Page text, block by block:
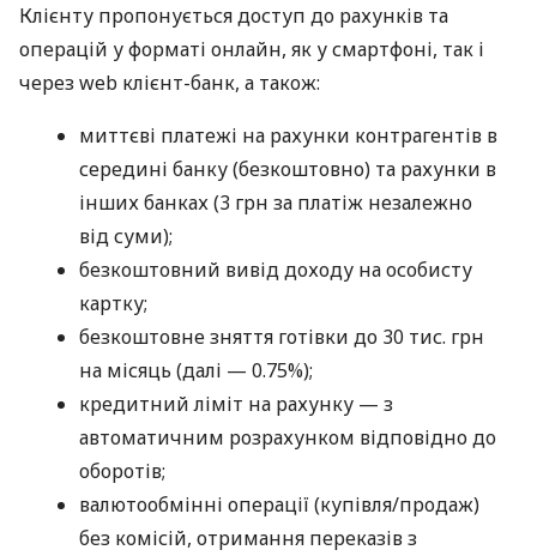
Клієнту пропонується доступ до рахунків та
операцій у форматі онлайн, як у смартфоні, так і
через web клієнт-банк, а також:
миттєві платежі на рахунки контрагентів в
середині банку (безкоштовно) та рахунки в
інших банках (3 грн за платіж незалежно
від суми);
безкоштовний вивід доходу на особисту
картку;
безкоштовне зняття готівки до 30 тис. грн
на місяць (далі — 0.75%);
кредитний ліміт на рахунку — з
автоматичним розрахунком відповідно до
оборотів;
валютообмінні операції (купівля/продаж)
без комісій, отримання переказів з